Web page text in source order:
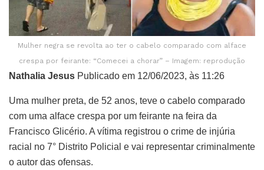
Mulher negra se revolta ao ter o cabelo comparado com alface
crespa por feirante: “Comecei a chorar” – Imagem: reprodução
Nathalia Jesus Publicado em 12/06/2023, às 11:26
Uma mulher preta, de 52 anos, teve o cabelo comparado
com uma alface crespa por um feirante na feira da
Francisco Glicério. A vítima registrou o crime de injúria
racial no 7° Distrito Policial e vai representar criminalmente
o autor das ofensas.